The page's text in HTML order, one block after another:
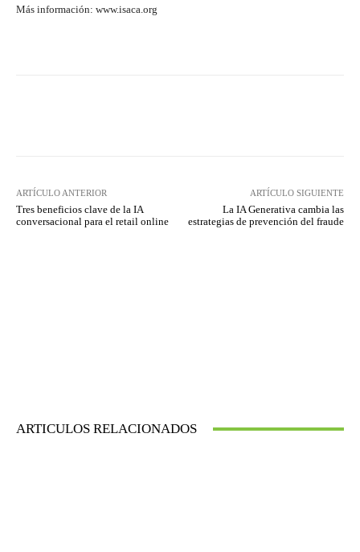
Más información: www.isaca.org
ARTÍCULO ANTERIOR
Tres beneficios clave de la IA
conversacional para el retail online
ARTÍCULO SIGUIENTE
La IA Generativa cambia las
estrategias de prevención del fraude
ARTICULOS RELACIONADOS